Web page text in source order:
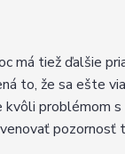
tiež ďalšie
to, že sa ešte
problémom
pozornosť